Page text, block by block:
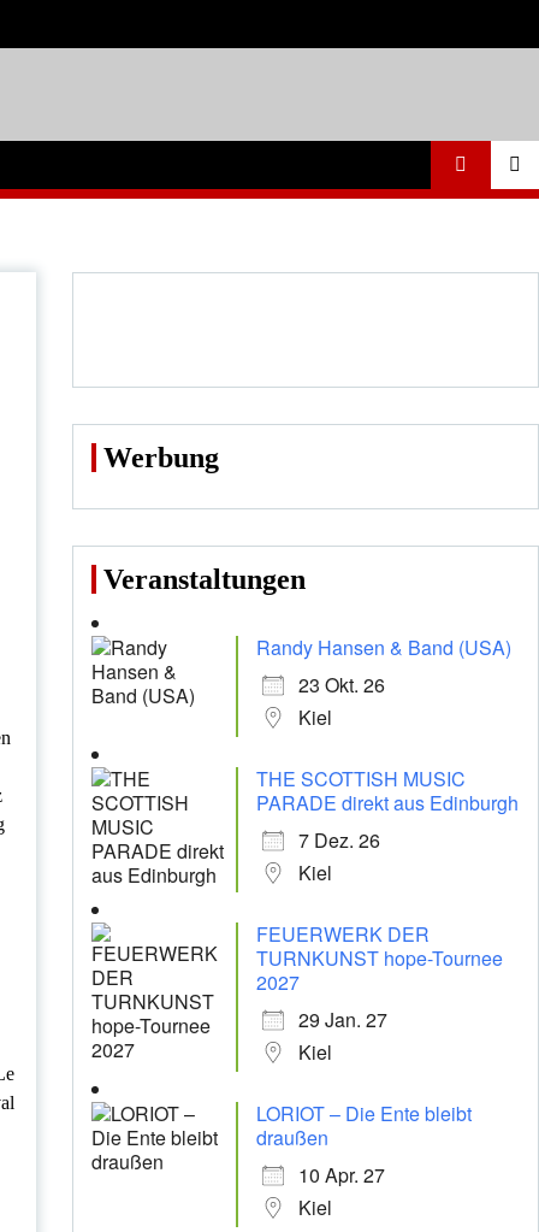
Werbung
Veranstaltungen
Randy Hansen & Band (USA)
23 Okt. 26
Kiel
THE SCOTTISH MUSIC
PARADE direkt aus Edinburgh
7 Dez. 26
Kiel
FEUERWERK DER
TURNKUNST hope-Tournee
2027
29 Jan. 27
Kiel
LORIOT – Die Ente bleibt
draußen
10 Apr. 27
Kiel